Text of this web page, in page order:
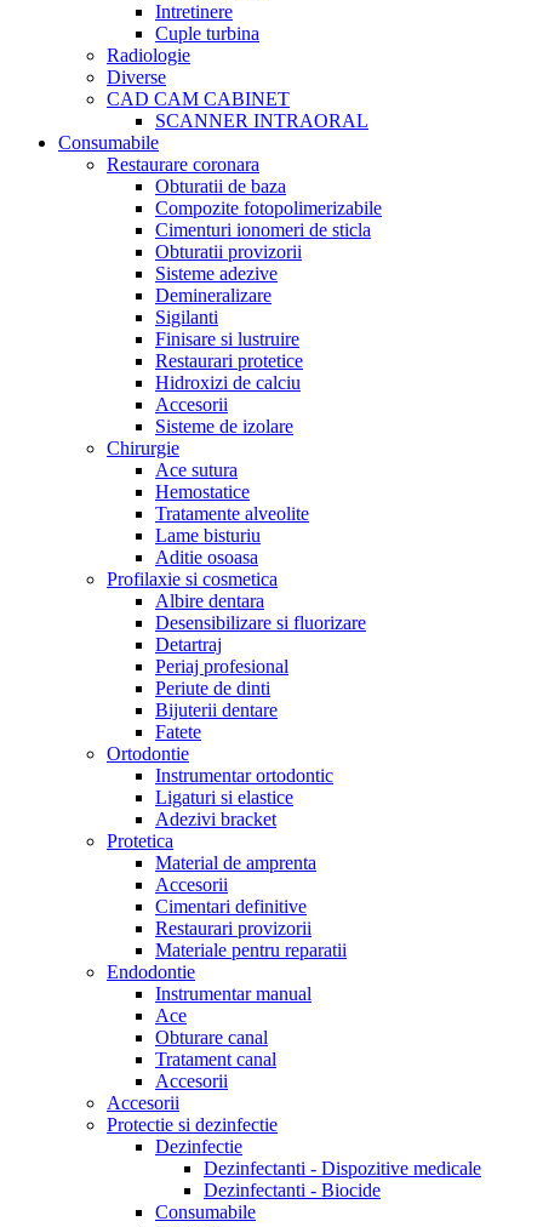
Intretinere
Cuple turbina
Radiologie
Diverse
CAD CAM CABINET
SCANNER INTRAORAL
Consumabile
Restaurare coronara
Obturatii de baza
Compozite fotopolimerizabile
Cimenturi ionomeri de sticla
Obturatii provizorii
Sisteme adezive
Demineralizare
Sigilanti
Finisare si lustruire
Restaurari protetice
Hidroxizi de calciu
Accesorii
Sisteme de izolare
Chirurgie
Ace sutura
Hemostatice
Tratamente alveolite
Lame bisturiu
Aditie osoasa
Profilaxie si cosmetica
Albire dentara
Desensibilizare si fluorizare
Detartraj
Periaj profesional
Periute de dinti
Bijuterii dentare
Fatete
Ortodontie
Instrumentar ortodontic
Ligaturi si elastice
Adezivi bracket
Protetica
Material de amprenta
Accesorii
Cimentari definitive
Restaurari provizorii
Materiale pentru reparatii
Endodontie
Instrumentar manual
Ace
Obturare canal
Tratament canal
Accesorii
Accesorii
Protectie si dezinfectie
Dezinfectie
Dezinfectanti - Dispozitive medicale
Dezinfectanti - Biocide
Consumabile